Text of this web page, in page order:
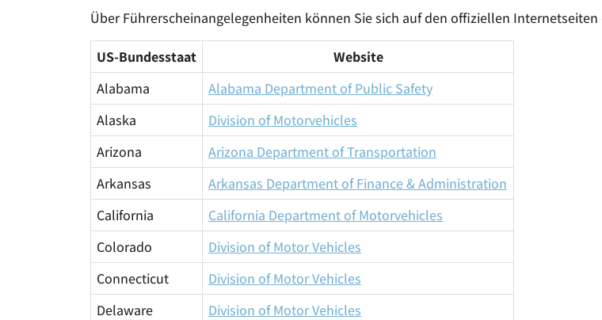
Über Führerscheinangelegenheiten können Sie sich auf den offiziellen
US-Bundesstaat
Website
Alabama
Alabama Department of Public Safety
Alaska
Division of Motorvehicles
Arizona
Arizona Department of Transportation
Arkansas
Arkansas Department of Finance & Administration
California
California Department of Motorvehicles
Colorado
Division of Motor Vehicles
Connecticut
Division of Motor Vehicles
Delaware
Division of Motor Vehicles